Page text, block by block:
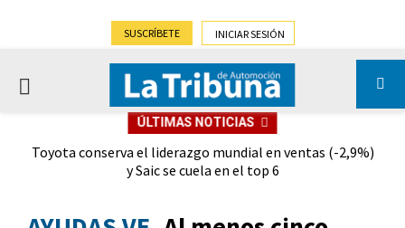
SUSCRÍBETE INICIAR SESIÓN
PRIMARY
ÚLTIMAS NOTICIAS
Gran futuro para Almussafes tras la alianza Ford-Geely